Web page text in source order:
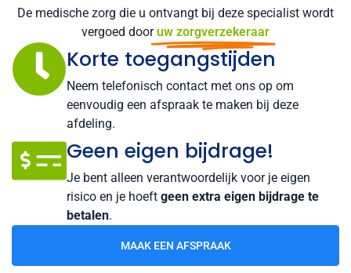
De medische zorg die u ontvangt bij deze specialist wordt
vergoed door uw zorgverzekeraar
Korte toegangstijden
Neem telefonisch contact met ons op om
eenvoudig een afspraak te maken bij deze
afdeling.
Geen eigen bijdrage!
Je bent alleen verantwoordelijk voor je eigen
risico en je hoeft geen extra eigen bijdrage te
betalen.
MAAK EEN AFSPRAAK